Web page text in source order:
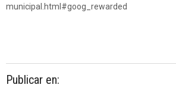
municipal.html#goog_rewarded
Publicar en: